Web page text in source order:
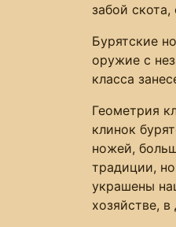
забой
Бурятские
оружие с
класса
Геометрия
клинок
ножей,
традиции,
украшены
хозяйстве,